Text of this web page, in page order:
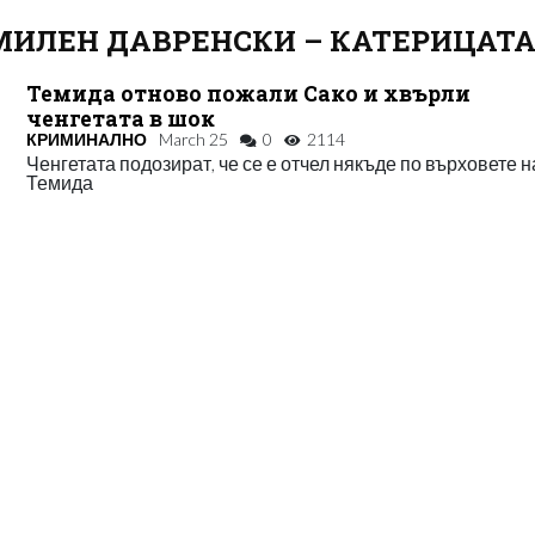
ДАВРЕНСКИ – КАТЕРИЦАТА
Темида отново пожали Сако и хвърли
ченгетата в шок
КРИМИНАЛНО March 25 0 2114
Ченгетата подозират, че се е отчел някъде по върховете
Темида